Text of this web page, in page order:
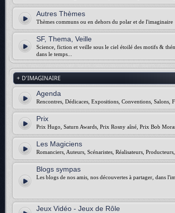
Autres Thèmes
Thèmes communs ou en dehors du polar et de l'imaginaire
SF, Thema, Veille
Science, fiction et veille sous le ciel étoilé des motifs &
dans le temps...
+ D'IMAGINAIRE
Agenda
Rencontres, Dédicaces, Expositions, Conventions, Salons,
Prix
Prix Hugo, Saturn Awards, Prix Rosny aîné, Prix Bob
Les Magiciens
Romanciers, Auteurs, Scénaristes, Réalisateurs, Producteurs,
Blogs sympas
Les blogs de nos amis, nos découvertes à partager, dans
Jeux Vidéo - Jeux de Rôle